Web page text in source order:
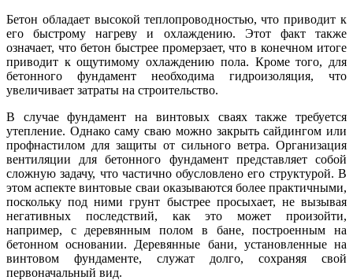
Бетон обладает высокой теплопроводностью, что приводит к
его быстрому нагреву и охлаждению. Этот факт также
означает, что бетон быстрее промерзает, что в конечном итоге
приводит к ощутимому охлаждению пола. Кроме того, для
бетонного фундамент необходима гидроизоляция, что
увеличивает затраты на строительство.
В случае фундамент на винтовых сваях также требуется
утепление. Однако саму сваю можно закрыть сайдингом или
профнастилом для защиты от сильного ветра. Организация
вентиляции для бетонного фундамент представляет собой
сложную задачу, что частично обусловлено его структурой. В
этом аспекте винтовые сваи оказываются более практичными,
поскольку под ними грунт быстрее просыхает, не вызывая
негативных последствий, как это может произойти,
например, с деревянным полом в бане, построенным на
бетонном основании. Деревянные бани, установленные на
винтовом фундаменте, служат долго, сохраняя свой
первоначальный вид.